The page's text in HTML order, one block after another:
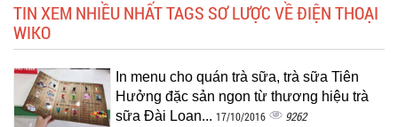
TIN XEM NHIỀU NHẤT TAGS SƠ LƯỢC VỀ ĐIỆN THOẠI
WIKO
In menu cho quán trà sữa, trà sữa Tiên
Hưởng đặc sản ngon từ thương hiệu trà
sữa Đài Loan... 17/10/2016 9262